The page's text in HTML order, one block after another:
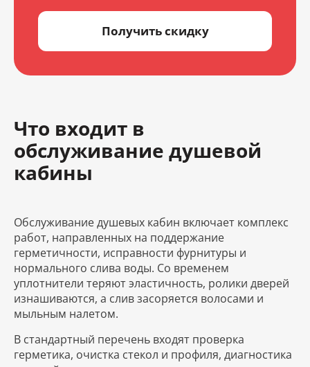
Получить скидку
Что входит в
обслуживание душевой
кабины
Обслуживание душевых кабин включает комплекс
работ, направленных на поддержание
герметичности, исправности фурнитуры и
нормального слива воды. Со временем
уплотнители теряют эластичность, ролики дверей
изнашиваются, а слив засоряется волосами и
мыльным налетом.
В стандартный перечень входят проверка
герметика, очистка стекол и профиля, диагностика